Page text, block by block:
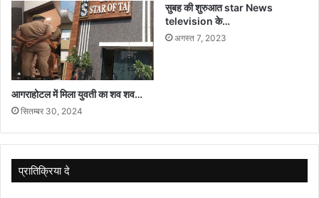
आगराहोटल में मिला युवती का शव शव…
सितम्बर 30, 2024
सुबह की शुरुआत star News
television के…
अगस्त 7, 2023
प्रातिक्रिया दे